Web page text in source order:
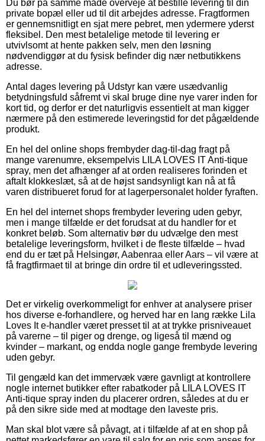
Du bør på samme måde overveje at bestille levering til din
private bopæl eller ud til dit arbejdes adresse. Fragtformen
er gennemsnitligt en sjat mere pebret, men ydermere yderst
fleksibel. Den mest betalelige metode til levering er
utvivlsomt at hente pakken selv, men den løsning
nødvendiggør at du fysisk befinder dig nær netbutikkens
adresse.
Antal dages levering på Udstyr kan være usædvanlig
betydningsfuld såfremt vi skal bruge dine nye varer inden for
kort tid, og derfor er det naturligvis essentielt at man kigger
nærmere på den estimerede leveringstid for det pågældende
produkt.
En hel del online shops frembyder dag-til-dag fragt på
mange varenumre, eksempelvis LILA LOVES IT Anti-tique
spray, men det afhænger af at orden realiseres forinden et
aftalt klokkeslæt, så at de højst sandsynligt kan nå at få
varen distribueret forud for at lagerpersonalet holder fyraften.
En hel del internet shops frembyder levering uden gebyr,
men i mange tilfælde er det forudsat at du handler for et
konkret beløb. Som alternativ bør du udvælge den mest
betalelige leveringsform, hvilket i de fleste tilfælde – hvad
end du er tæt på Helsingør, Aabenraa eller Aars – vil være at
få fragtfirmaet til at bringe din ordre til et udleveringssted.
Det er virkelig overkommeligt for enhver at analysere priser
hos diverse e-forhandlere, og herved har en lang række Lila
Loves It e-handler været presset til at at trykke prisniveauet
på varerne – til piger og drenge, og ligeså til mænd og
kvinder – markant, og endda nogle gange frembyde levering
uden gebyr.
Til gengæld kan det immervæk være gavnligt at kontrollere
nogle internet butikker efter rabatkoder på LILA LOVES IT
Anti-tique spray inden du placerer ordren, således at du er
på den sikre side med at modtage den laveste pris.
Man skal blot være så påvagt, at i tilfælde af at en shop på